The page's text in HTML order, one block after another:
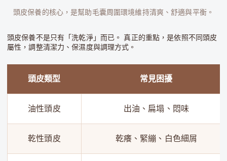
頭皮保養的核心，是幫助毛囊周圍環境維持清爽、舒適與平衡。
頭皮保養不是只有「洗乾淨」而已。 真正的重點，是依照不同頭皮
屬性，調整清潔力、保濕度與調理方式。
頭皮類型 常見困擾
油性頭皮 出油、扁塌、悶味
乾性頭皮 乾癢、緊繃、白色細屑